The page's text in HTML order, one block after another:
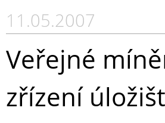
11.05.2007
Veřejné
zřízení